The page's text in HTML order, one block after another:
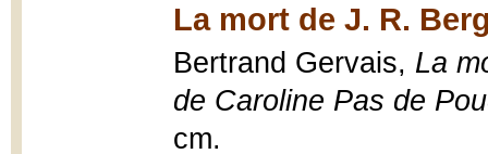
La mort de J. R.
Bertrand Gervais, La
de Caroline Pas de
cm.